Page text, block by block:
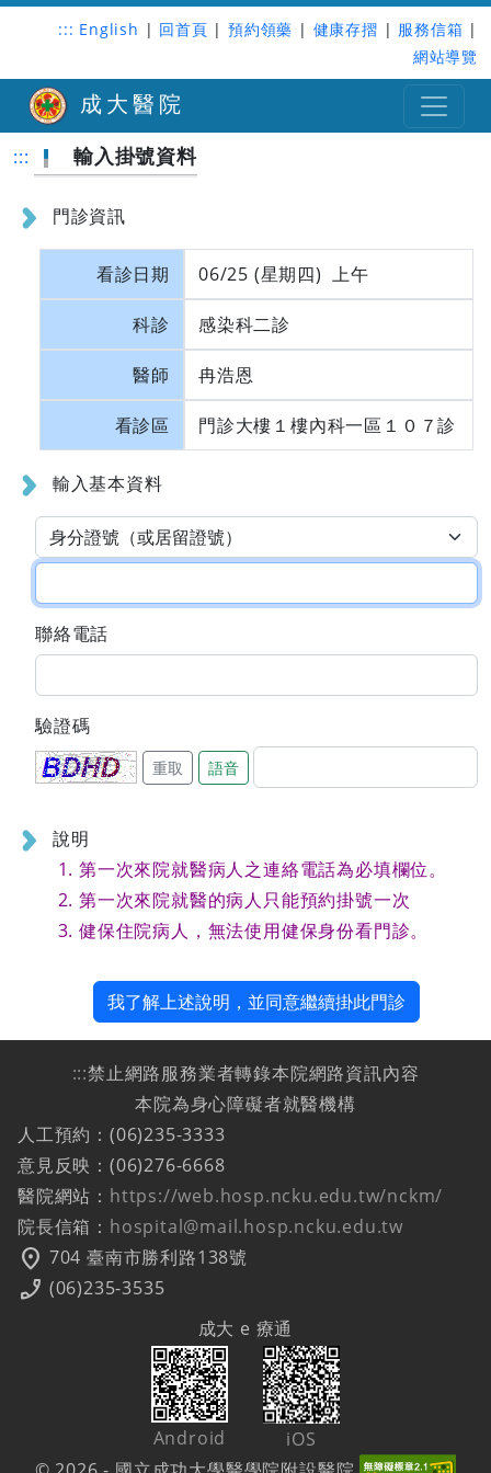
::: English | 回首頁 | 預約領藥 | 健康存摺 | 服務信箱 |
網站導覽
成大醫院
::: 輸入掛號資料
門診資訊
看診日期 06/25 (星期四) 上午
科診 感染科二診
醫師 冉浩恩
看診區 門診大樓１樓內科一區１０７診
輸入基本資料
聯絡電話
驗證碼
重取 語音
說明
第一次來院就醫病人之連絡電話為必填欄位。
第一次來院就醫的病人只能預約掛號一次
健保住院病人，無法使用健保身份看門診。
我了解上述說明，並同意繼續掛此門診
:::禁止網路服務業者轉錄本院網路資訊內容
本院為身心障礙者就醫機構
人工預約：(06)235-3333
意見反映：(06)276-6668
醫院網站： https://web.hosp.ncku.edu.tw/nckm/
院長信箱： hospital@mail.hosp.ncku.edu.tw
location_on 704 臺南市勝利路138號
phone_enabled (06)235-3535
成大 e 療通
Android
iOS